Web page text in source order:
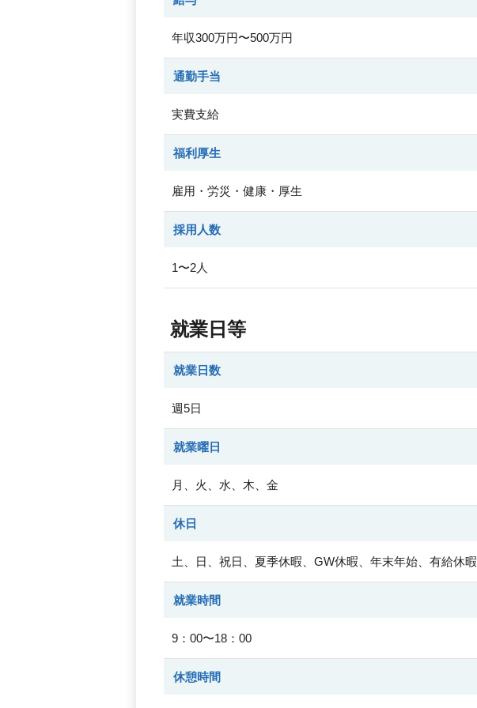
年収300万円〜500万円
通勤手当
実費支給
福利厚生
雇用・労災・健康・厚生
採用人数
1〜2人
就業日等
就業日数
週5日
就業曜日
月、火、水、木、金
休日
土、日、祝日、夏季休暇、GW休暇、年末年始、有給休暇
就業時間
9：00〜18：00
休憩時間